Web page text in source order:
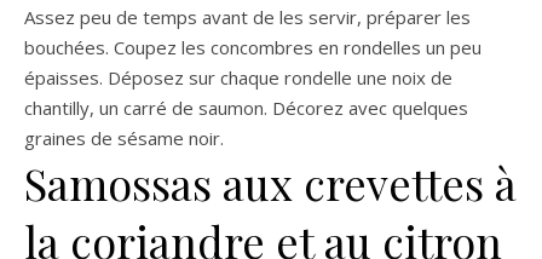
Assez peu de temps avant de les servir, préparer les
bouchées. Coupez les concombres en rondelles un peu
épaisses. Déposez sur chaque rondelle une noix de
chantilly, un carré de saumon. Décorez avec quelques
graines de sésame noir.
Samossas aux crevettes à
la coriandre et au citron